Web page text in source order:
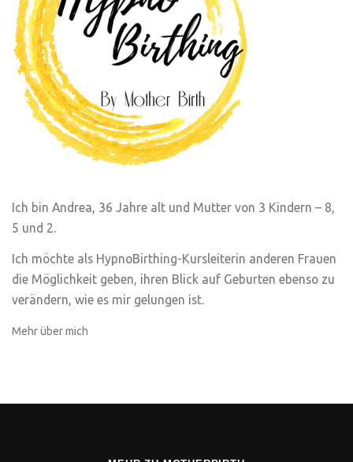
Ich bin Andrea, 36 Jahre alt und Mutter von 3 Kindern – 8,
5 und 2.
Ich möchte als HypnoBirthing-Kursleiterin anderen Frauen
die Möglichkeit geben, ihren Blick auf Geburten ebenso zu
verändern, wie es mir gelungen ist.
Mehr über mich